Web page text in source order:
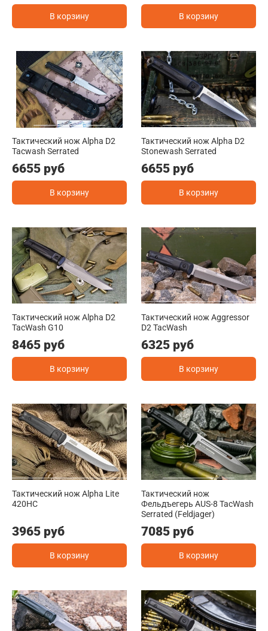
В корзину В корзину
Тактический нож Alpha D2
Tacwash Serrated
6655 руб
В корзину
Тактический нож Alpha D2
Stonewash Serrated
6655 руб
В корзину
Тактический нож Alpha D2
TacWash G10
8465 руб
В корзину
Тактический нож Aggressor
D2 TacWash
6325 руб
В корзину
Тактический нож Alpha Lite
420HC
3965 руб
В корзину
Тактический нож
Фельдъегерь AUS-8 TacWash
Serrated (Feldjager)
7085 руб
В корзину